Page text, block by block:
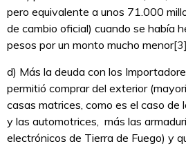
pero equivalente a unos 71.000
de cambio oficial) cuando se había
pesos por un monto mucho menor[3]
d) Más la deuda con los
permitió comprar del exterior
casas matrices, como es el caso de
y las automotrices, más las
electrónicos de Tierra de Fuego) y